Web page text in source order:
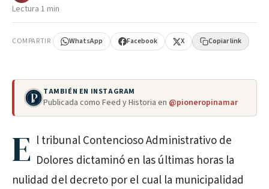
Lectura 1 min
COMPARTIR WhatsApp Facebook X Copiar link
TAMBIÉN EN INSTAGRAM
Publicada como Feed y Historia en @pioneropinamar
E l tribunal Contencioso Administrativo de
Dolores dictaminó en las últimas horas la
nulidad del decreto por el cual la municipalidad